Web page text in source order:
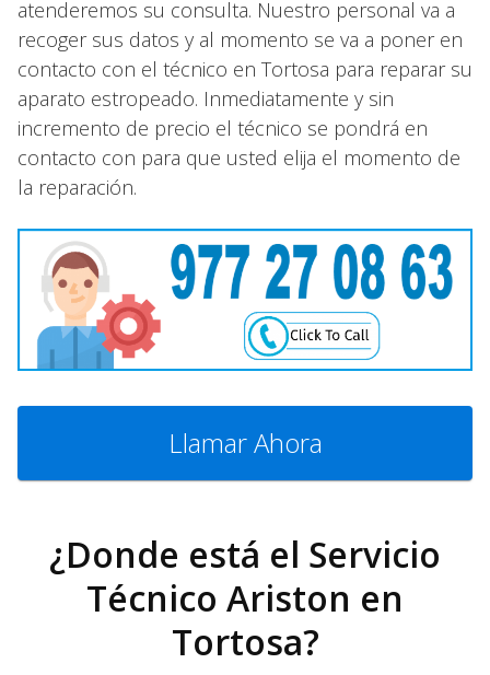
atenderemos su consulta. Nuestro personal va a
recoger sus datos y al momento se va a poner en
contacto con el técnico en Tortosa para reparar su
aparato estropeado. Inmediatamente y sin
incremento de precio el técnico se pondrá en
contacto con para que usted elija el momento de
la reparación.
Llamar Ahora
¿Donde está el Servicio
Técnico Ariston en
Tortosa?